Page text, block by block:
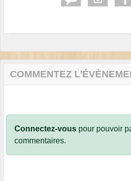
COMMENTEZ
Connectez-vous pour pouvoir
commentaires.